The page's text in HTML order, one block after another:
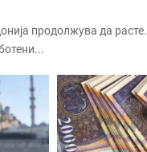
продолжува да